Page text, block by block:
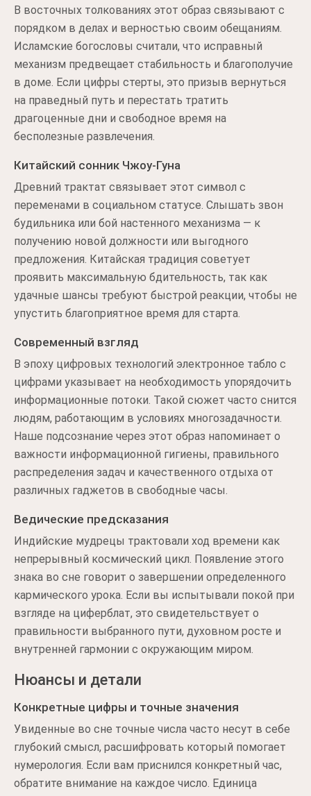
В восточных толкованиях этот образ связывают с
порядком в делах и верностью своим обещаниям.
Исламские богословы считали, что исправный
механизм предвещает стабильность и благополучие
в доме. Если цифры стерты, это призыв вернуться
на праведный путь и перестать тратить
драгоценные дни и свободное время на
бесполезные развлечения.
Китайский сонник Чжоу-Гуна
Древний трактат связывает этот символ с
переменами в социальном статусе. Слышать звон
будильника или бой настенного механизма — к
получению новой должности или выгодного
предложения. Китайская традиция советует
проявить максимальную бдительность, так как
удачные шансы требуют быстрой реакции, чтобы не
упустить благоприятное время для старта.
Современный взгляд
В эпоху цифровых технологий электронное табло с
цифрами указывает на необходимость упорядочить
информационные потоки. Такой сюжет часто снится
людям, работающим в условиях многозадачности.
Наше подсознание через этот образ напоминает о
важности информационной гигиены, правильного
распределения задач и качественного отдыха от
различных гаджетов в свободные часы.
Ведические предсказания
Индийские мудрецы трактовали ход времени как
непрерывный космический цикл. Появление этого
знака во сне говорит о завершении определенного
кармического урока. Если вы испытывали покой при
взгляде на циферблат, это свидетельствует о
правильности выбранного пути, духовном росте и
внутренней гармонии с окружающим миром.
Нюансы и детали
Конкретные цифры и точные значения
Увиденные во сне точные числа часто несут в себе
глубокий смысл, расшифровать который помогает
нумерология. Если вам приснился конкретный час,
обратите внимание на каждое число. Единица